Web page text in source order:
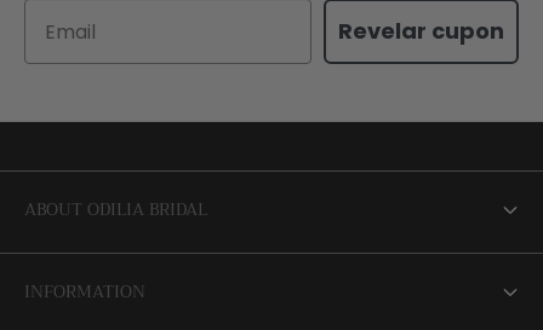
Revelar cupon
ABOUT ODILIA BRIDAL
INFORMATION